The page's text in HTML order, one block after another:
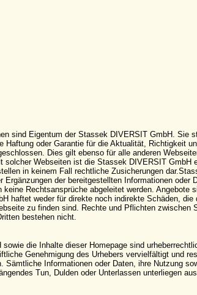
sind Eigentum der Stassek DIVERSIT GmbH. Sie
Haftung oder Garantie für die Aktualität, Richtigkeit
Dies gilt ebenso für alle anderen
solcher Webseiten ist die Stassek DIVERSIT GmbH
in keinem Fall rechtliche Zusicherungen
der bereitgestellten Informationen oder
Rechtsansprüche abgeleitet werden. Angebote
haftet weder für direkte noch indirekte Schäden, die
zu finden sind. Rechte und Pflichten zwischen
bestehen nicht.
die Inhalte dieser Homepage sind
Genehmigung des Urhebers vervielfältigt und
Sämtliche Informationen oder Daten, ihre Nutzung
Tun, Dulden oder Unterlassen unterliegen